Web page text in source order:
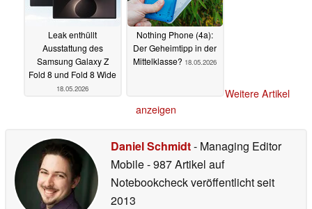
Leak enthüllt
Ausstattung des
Samsung Galaxy Z
Fold 8 und Fold 8 Wide
18.05.2026
Nothing Phone (4a):
Der Geheimtipp in der
Mittelklasse? 18.05.2026
Weitere Artikel
anzeigen
Daniel Schmidt- Managing Editor
Mobile- 987 Artikel auf
Notebookcheck veröffentlichtseit
2013